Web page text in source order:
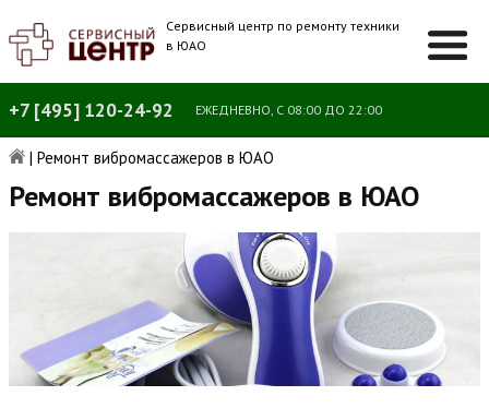
Сервисный центр по ремонту техники
в ЮАО
+7 [495] 120-24-92 ЕЖЕДНЕВНО, С 08:00 ДО 22:00
| Ремонт вибромассажеров в ЮАО
Ремонт вибромассажеров в ЮАО